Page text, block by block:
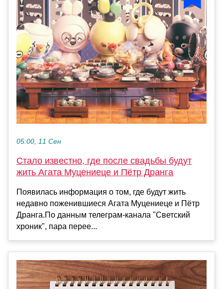
05:00, 11 Сен
Стало известно, где после свадьбы будут
жить Агата Муцениеце и Пётр Дранга
Появилась информация о том, где будут жить
недавно поженившиеся Агата Муцениеце и Пётр
Дранга.По данным телеграм-канала "Светский
хроник", пара перее...